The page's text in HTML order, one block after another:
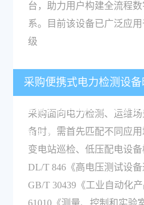
台，助力用户构建全流程
系。目前该设备已广泛应
级
采购便携式电力检测设
度需要符合哪些标准要求
满足？
采购面向电力检测、运维
备时，需首先匹配不同应
变电站巡检、低压配电设
DL/T 846《高电压测试设备
GB/T 30439《工业自动化
61010《测量、控制和实验